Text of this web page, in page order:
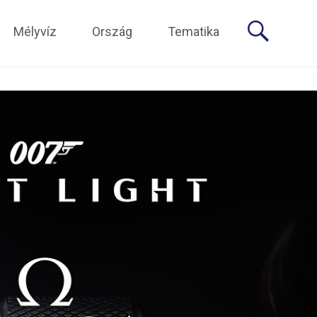
Mélyvíz Ország Tematika